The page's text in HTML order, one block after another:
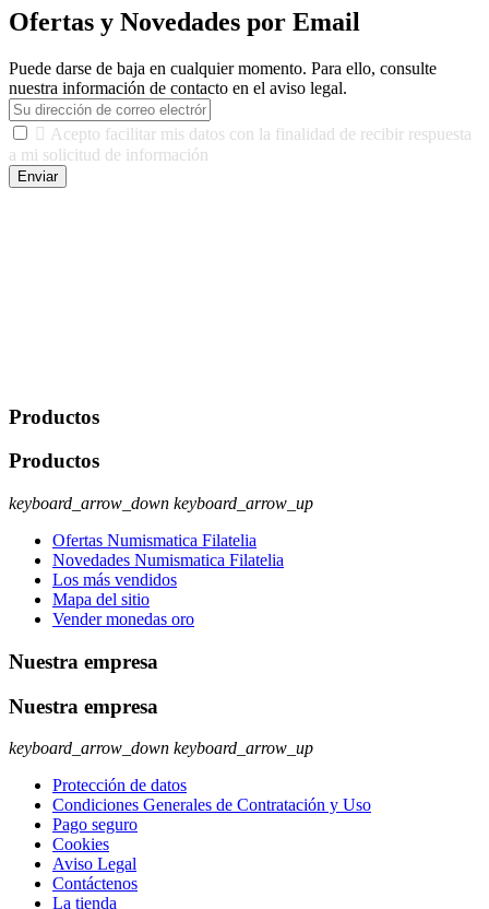
Ofertas y Novedades por Email
Puede darse de baja en cualquier momento. Para ello, consulte
nuestra información de contacto en el aviso legal.
 Acepto facilitar mis datos con la finalidad de recibir respuesta
a mi solicitud de información
Enviar
Productos
Productos
keyboard_arrow_down keyboard_arrow_up
Ofertas Numismatica Filatelia
Novedades Numismatica Filatelia
Los más vendidos
Mapa del sitio
Vender monedas oro
Nuestra empresa
Nuestra empresa
keyboard_arrow_down keyboard_arrow_up
Protección de datos
Condiciones Generales de Contratación y Uso
Pago seguro
Cookies
Aviso Legal
Contáctenos
La tienda